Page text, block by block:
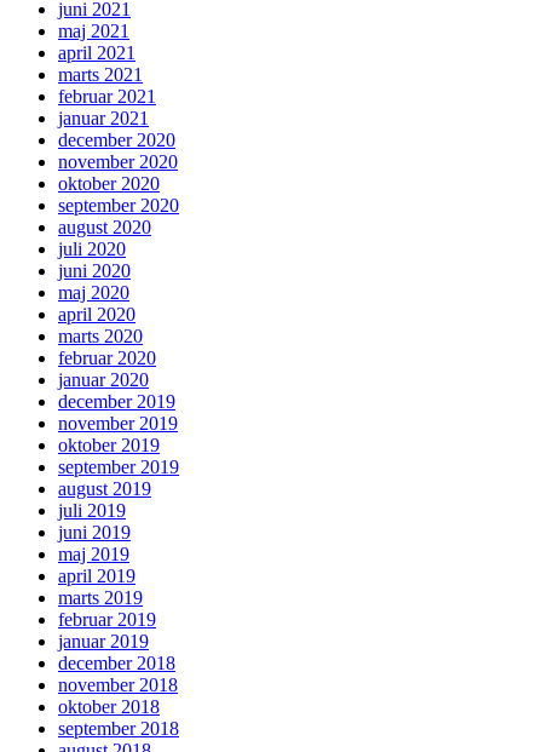
juni 2021
maj 2021
april 2021
marts 2021
februar 2021
januar 2021
december 2020
november 2020
oktober 2020
september 2020
august 2020
juli 2020
juni 2020
maj 2020
april 2020
marts 2020
februar 2020
januar 2020
december 2019
november 2019
oktober 2019
september 2019
august 2019
juli 2019
juni 2019
maj 2019
april 2019
marts 2019
februar 2019
januar 2019
december 2018
november 2018
oktober 2018
september 2018